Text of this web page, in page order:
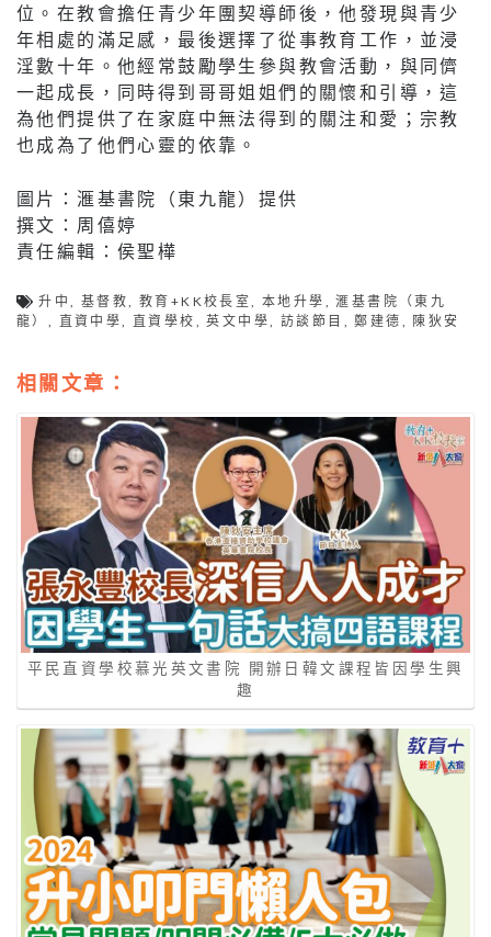
位。在教會擔任青少年團契導師後，他發現與青少
年相處的滿足感，最後選擇了從事教育工作，並浸
淫數十年。他經常鼓勵學生參與教會活動，與同儕
一起成長，同時得到哥哥姐姐們的關懷和引導，這
為他們提供了在家庭中無法得到的關注和愛；宗教
也成為了他們心靈的依靠。
圖片：滙基書院（東九龍）提供
撰文：周僖婷
責任編輯：侯聖樺
升中 ,基督教 ,教育+KK校長室 ,本地升學 ,滙基書院（東九
龍）
直資中學 直資學校 ,英文中學 訪談節目 ,鄭建德 陳狄安
相關文章：
平民直資學校慕光英文書院 開辦日韓文課程皆因學生興
趣